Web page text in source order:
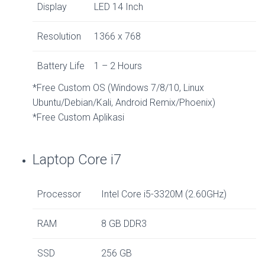
Display LED 14 Inch
Resolution 1366 x 768
Battery Life
1 – 2 Hours
*Free Custom OS (Windows 7/8/10, Linux
Ubuntu/Debian/Kali, Android Remix/Phoenix)
*Free Custom Aplikasi
Laptop Core i7
Processor Intel Core i5-3320M (2.60GHz)
RAM 8 GB DDR3
SSD 256 GB